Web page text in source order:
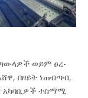
ወይም ፀረ-
በዘይት ነጠብጣብ,
አካባቢዎች ተስማሚ